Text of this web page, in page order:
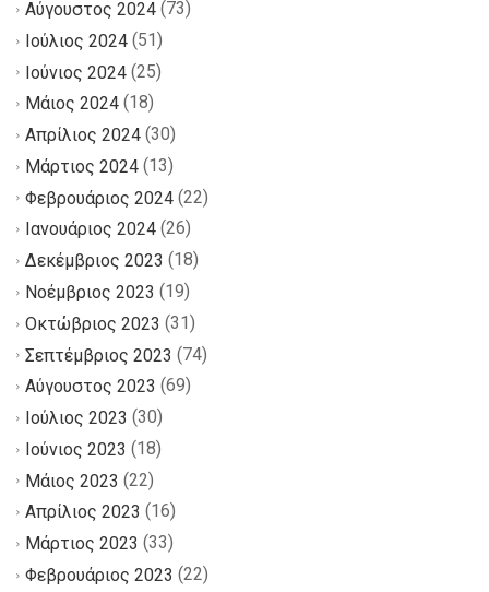
Αύγουστος 2024 (73)
Ιούλιος 2024 (51)
Ιούνιος 2024 (25)
Μάιος 2024 (18)
Απρίλιος 2024 (30)
Μάρτιος 2024 (13)
Φεβρουάριος 2024 (22)
Ιανουάριος 2024 (26)
Δεκέμβριος 2023 (18)
Νοέμβριος 2023 (19)
Οκτώβριος 2023 (31)
Σεπτέμβριος 2023 (74)
Αύγουστος 2023 (69)
Ιούλιος 2023 (30)
Ιούνιος 2023 (18)
Μάιος 2023 (22)
Απρίλιος 2023 (16)
Μάρτιος 2023 (33)
Φεβρουάριος 2023 (22)